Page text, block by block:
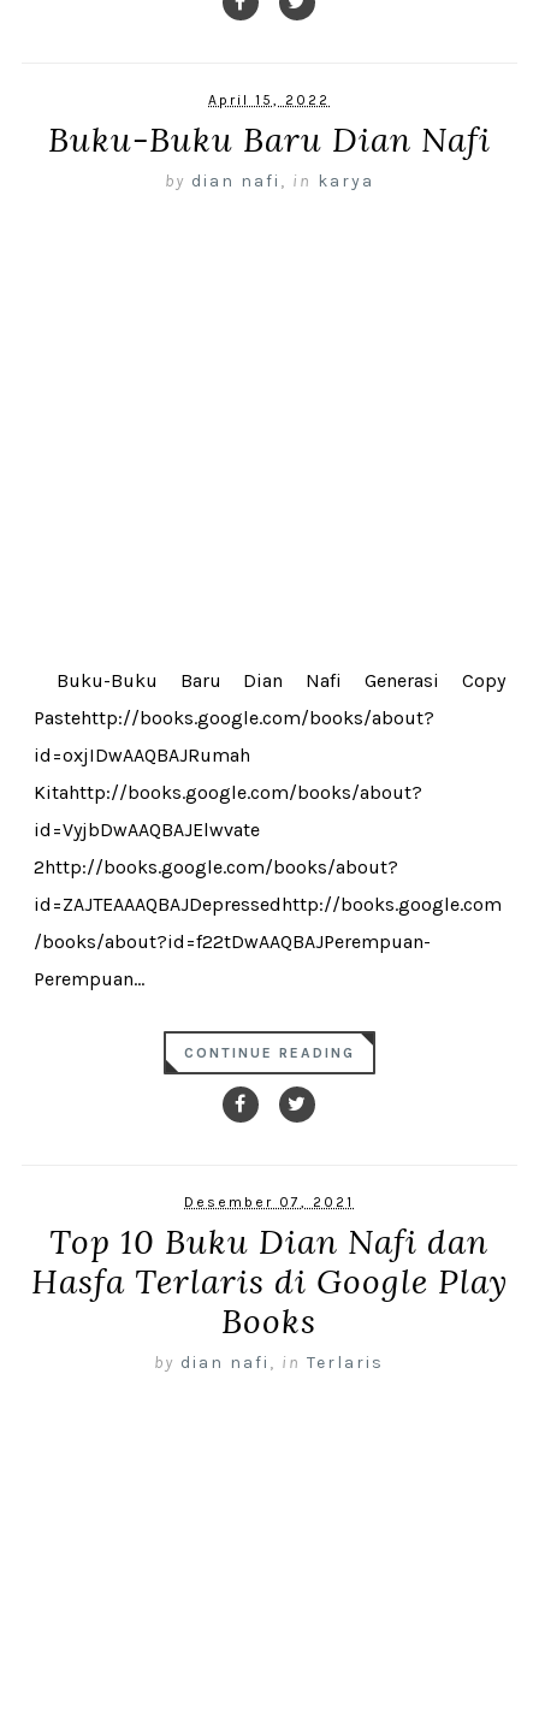
April 15, 2022
Buku-Buku Baru Dian Nafi
by dian nafi , in karya
Buku-Buku Baru Dian Nafi Generasi Copy
Pastehttp://books.google.com/books/about?
id=oxjIDwAAQBAJRumah
Kitahttp://books.google.com/books/about?
id=VyjbDwAAQBAJElwvate
2http://books.google.com/books/about?
id=ZAJTEAAAQBAJDepressedhttp://books.google.com
/books/about?id=f22tDwAAQBAJPerempuan-
Perempuan...
CONTINUE READING
Desember 07, 2021
Top 10 Buku Dian Nafi dan
Hasfa Terlaris di Google Play
Books
by dian nafi , in Terlaris